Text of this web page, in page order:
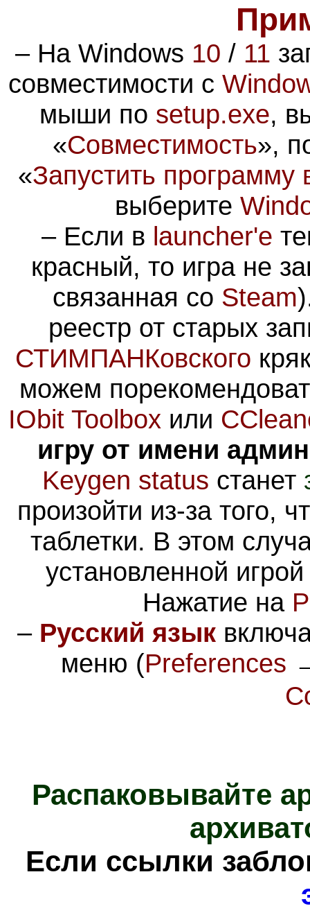
– На Windows 10 / 11
совместимости с
мыши по setup.exe,
«Совместимость»,
«Запустить
выберите
– Если в launcher'е
красный, то игра не
связанная со Steam
реестр от старых
СТИМПАНКовского
можем
IObit Toolbox или
игру от имени
Keygen status станет
произойти из-за того,
таблетки. В этом
установленной
Нажатие на
– Русский язык
меню (Preferences
Распаковывайте
Если ссылки